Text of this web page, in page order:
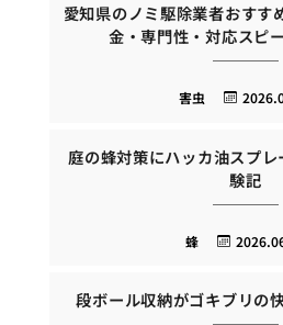
愛知県のノミ駆除業者おすす
金・専門性・対応スピ
害虫
庭の蜂対策にハッカ油スプ
験記
蜂
段ボール収納がゴキブリの